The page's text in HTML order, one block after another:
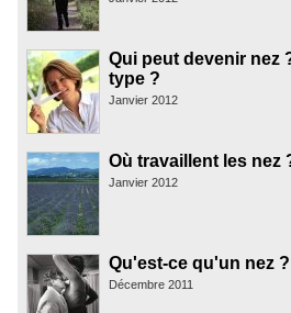
Qui peut devenir nez
type ?
Janvier 2012
Où travaillent les nez
Janvier 2012
Qu'est-ce qu'un nez
Décembre 2011